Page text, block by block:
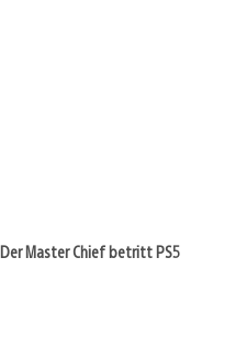
Master Chief betritt PS5